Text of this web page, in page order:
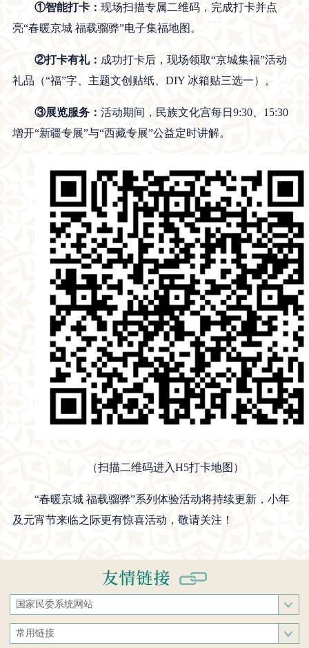
①智能打卡： 现场扫描专属二维码，完成打卡并点
亮“春暖京城 福载骝骅”电子集福地图。
②打卡有礼： 成功打卡后，现场领取“京城集福”活动
礼品（“福”字、主题文创贴纸、DIY 冰箱贴三选一）。
③展览服务： 活动期间，民族文化宫每日9:30、15:30
增开“新疆专展”与“西藏专展”公益定时讲解。
（扫描二维码进入H5打卡地图）
“春暖京城 福载骝骅”系列体验活动将持续更新，小年
及元宵节来临之际更有惊喜活动，敬请关注！
国家民委系统网站
国家民族事务委员会
中央民族大学
常用链接